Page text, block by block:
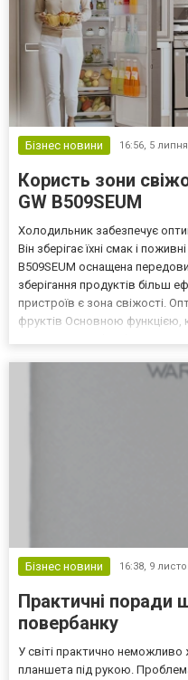
Бізнес новини 16:56, 5
Користь зони
GW B509SEUM
Холодильник забезпечує
Він зберігає їхні смак і
B509SEUM оснащена
зберігання продуктів більш
пристроїв є зона свіжості.
фруктів Основною функцією,
Бізнес новини 16:38, 9
Практичні поради
повербанку
У світі практично
планшета під рукою.